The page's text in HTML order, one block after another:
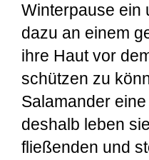
Winterpause ein
dazu an einem
ihre Haut vor
schützen zu
Salamander
deshalb leben
fließenden und